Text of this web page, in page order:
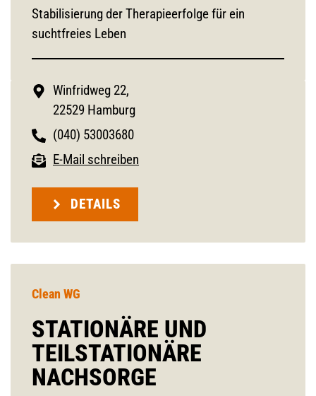
Stabilisierung der Therapieerfolge für ein
suchtfreies Leben
Winfridweg 22,
22529 Hamburg
(040) 53003680
E-Mail schreiben
DETAILS
Clean WG
STATIONÄRE UND
TEILSTATIONÄRE
NACHSORGE